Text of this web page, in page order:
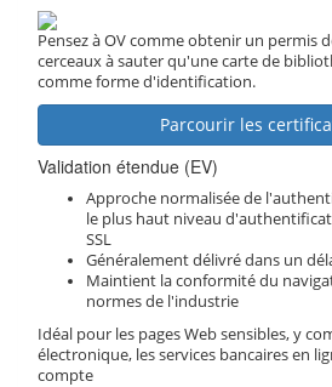
Pensez à OV comme obtenir un permis
cerceaux à sauter qu'une carte de
comme forme d'identification.
Parcourir les
Validation étendue (EV)
Approche normalisée de
le plus haut niveau
SSL
Généralement délivré dans un
Maintient la conformité du
normes de l'industrie
Idéal pour les pages Web sensibles, y
électronique, les services bancaires en
compte